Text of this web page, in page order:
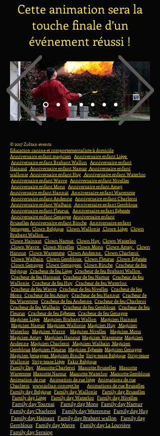
Cette animation sera la
touche finale d’un
événement réussi !
© 2017 Zoltan events
Education canine et comportementaliste à domicile
Anniversaire enfant magicien Anniversaire enfant Liège
Anniversaire enfant Brabant Wallon Anniversaire enfant
Hainaut Anniversaire enfant Namur Anniversaire enfant
wallonie Anniversaire enfant Huy Anniversaire enfant Waterloo
Anniversaire enfant Wavre Anniversaire enfant Nivelles
Anniversaire enfant Mons Anniversaire enfant Amay
Anniversaire enfant Hannut Anniversaire enfant Waremme
Anniversaire enfant Andenne Anniversaire enfant Charleroi
Anniversaire enfant Walhain Anniversaire enfant Gembloux
Anniversaire enfant Fleurus
Anniversaire enfant Eghezée
Anniversaire enfant Genappe Anniversaire enfant
BruxellesAnniversaire enfant Binche Anniversaire enfant
Jemappes Clown Belgique Clown Wallonie Clown Liège Clown
Brabant Wallon
Clown Hainaut Clown Namur Clown Huy Clown Waterloo
Clown Wavre
Clown Nivelles Clown Mons Clown Amay
Clown
Hannut Clown Waremme Clown Andenne
Clown Charleroi
Clown Walhain Clown Gembloux Clown Fleurus Clown Eghezée
Clown Genappe Clown Gemappes Clown Binche Cracheur de feu
Belgique Cracheur de feu Liège Cracheur de feu Brabant Wallon
Cracheur de feu Hainaut Cracheur de feu Namur Cracheur de feu
Wallonie Cracheur de feu Huy Cracheur de feu Waterloo
Cracheur de feu Wavre Cracheur de feu Nivelles Cracheur de feu
Mons Cracheur de feu Amay Cracheur de feu Hannut Cracheur de
feu Waremme Cracheur de feu Andenne Cracheur de feu Charleroi
Cracheur de feu Walhain Cracheur de feu Gembloux Cracheur de feu
Fleurus Cracheur de feu Eghezee Cracheur de feu Genappe
Magicien Liège
Magicien Brabant Wallon
Magicien Hainaut
Magicien Namur Magicien Wallonie Magicien Huy Magicien
Waterloo Magicien Wavre Magicien Nivelles
Magicien Mons
Magicien Amay Magicien Hannut Magicien Waremme Magicien
Andenne Magicien Charleroi Magicien Walhain Magicien
GemblouxMagicien Fleurus Magicien Eghezée Magicien Genappe
Magicien Jemappes Magicien Binche Strip-tease Belgique Strip-tease
Wallonie Strip-tease Liège Fakir Belgique
Family Day Mascotte Charleroi Mascotte Bruxelles Mascotte
Waremme Mascotte Namur Mascotte Waterloo Mascotte Gembloux
Animation de rue
Animation de rue liège Animations de rue
Charleroi www.zoltan-concept.be
Animations de rue Bruxelles
Family day Belgique Family day Wallonie
Family day Bruxelles
Family day Liège
Family day Waterloo Family day Nivelles
Family day Tournai Family day Mons Family day Namur
Family day Charleroi
Family day Waremme Family day Huy
Family day Hainaut Family day Brabant wallon Family day
Gembloux Family day Wavre
Family day La Louvière
Family day Seraing